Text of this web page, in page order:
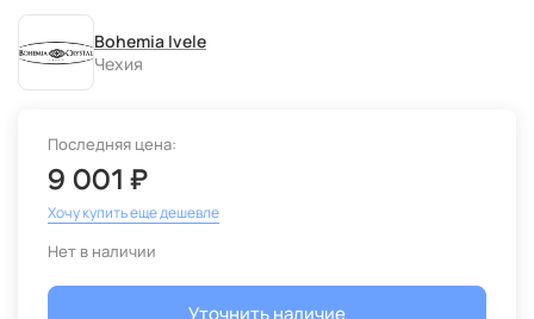
Bohemia Ivele
Чехия
Последняя цена:
9 001 ₽
Хочу купить еще дешевле
Нет в наличии
Уточнить наличие